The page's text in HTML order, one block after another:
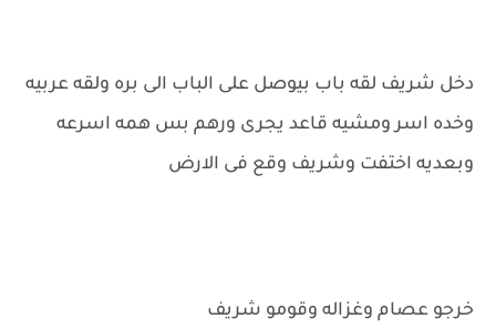
دخل شريف لقه باب بيوصل على الباب الى بره ولقه عربيه
وخده اسر ومشيه قاعد يجرى ورهم بس همه اسرعه
وبعديه اختفت وشريف وقع فى الارض
خرجو عصام وغزاله وقومو شريف